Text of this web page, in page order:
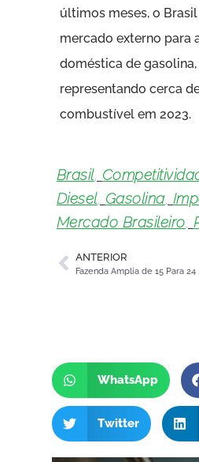
últimos meses, o
mercado externo para
doméstica de
representando cerca
combustível em 2023.
Brasil,
Diesel, Gasolina
Mercado Brasileiro
ANTERIOR
WhatsApp
Twitter